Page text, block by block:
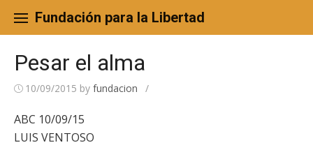
content
Fundación para la Libertad
Pesar el alma
10/09/2015 by fundacion /
ABC 10/09/15
LUIS VENTOSO